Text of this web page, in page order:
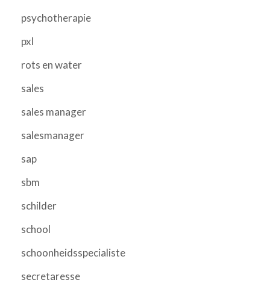
psychotherapie
pxl
rots en water
sales
sales manager
salesmanager
sap
sbm
schilder
school
schoonheidsspecialiste
secretaresse